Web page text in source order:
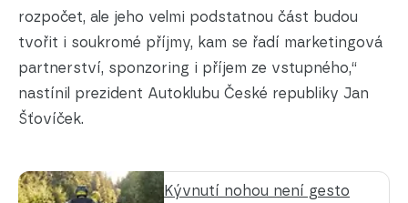
rozpočet, ale jeho velmi podstatnou část budou
tvořit i soukromé příjmy, kam se řadí marketingová
partnerství, sponzoring i příjem ze vstupného,“
nastínil prezident Autoklubu České republiky Jan
Šťovíček.
Kývnutí nohou není gesto